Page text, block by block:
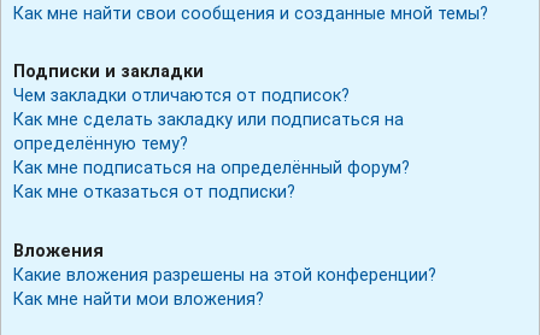
Как мне найти свои сообщения и созданные мной темы?
Подписки и закладки
Чем закладки отличаются от подписок?
Как мне сделать закладку или подписаться на
определённую тему?
Как мне подписаться на определённый форум?
Как мне отказаться от подписки?
Вложения
Какие вложения разрешены на этой конференции?
Как мне найти мои вложения?